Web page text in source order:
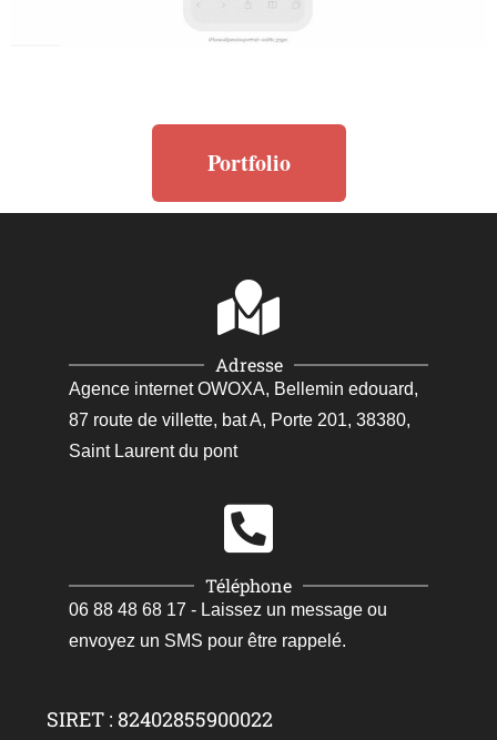
Portfolio
Adresse
Agence internet OWOXA, Bellemin edouard,
87 route de villette, bat A, Porte 201, 38380,
Saint Laurent du pont
Téléphone
06 88 48 68 17 - Laissez un message ou
envoyez un SMS pour être rappelé.
SIRET : 82402855900022